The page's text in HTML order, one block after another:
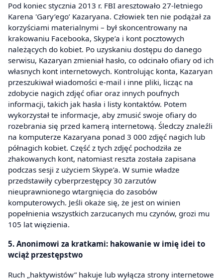
Pod koniec stycznia 2013 r. FBI aresztowało 27-letniego
Karena 'Gary’ego’ Kazaryana. Człowiek ten nie podążał za
korzyściami materialnymi – był skoncentrowany na
krakowaniu Facebooka, Skype’a i kont pocztowych
należących do kobiet. Po uzyskaniu dostępu do danego
serwisu, Kazaryan zmieniał hasło, co odcinało ofiary od ich
własnych kont internetowych. Kontrolując konta, Kazaryan
przeszukiwał wiadomości e-mail i inne pliki, licząc na
zdobycie nagich zdjęć ofiar oraz innych poufnych
informacji, takich jak hasła i listy kontaktów. Potem
wykorzystał te informacje, aby zmusić swoje ofiary do
rozebrania się przed kamerą internetową. Śledczy znaleźli
na komputerze Kazaryana ponad 3 000 zdjęć nagich lub
półnagich kobiet. Część z tych zdjęć pochodziła ze
zhakowanych kont, natomiast reszta została zapisana
podczas sesji z użyciem Skype’a. W sumie władze
przedstawiły cyberprzestępcy 30 zarzutów
nieuprawnionego wtargnięcia do zasobów
komputerowych. Jeśli okaże się, że jest on winien
popełnienia wszystkich zarzucanych mu czynów, grozi mu
105 lat więzienia.
5. Anonimowi za kratkami: hakowanie w imię idei to
wciąż przestępstwo
Ruch „haktywistów” hakuje lub wyłącza strony internetowe